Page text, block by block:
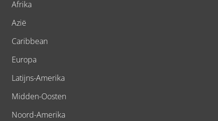
Afrika
Azië
Caribbean
Europa
Latijns-Amerika
Midden-Oosten
Noord-Amerika